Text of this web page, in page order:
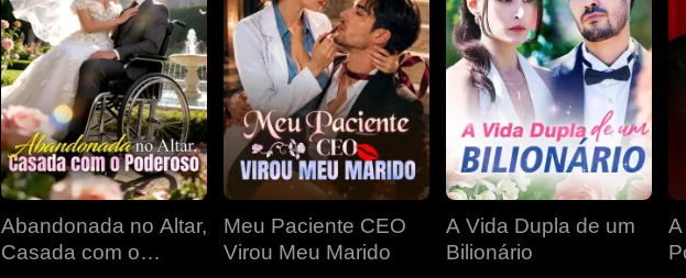
Abandonada no Altar,
Casada com o
Meu Paciente CEO
Virou Meu Marido
A Vida Dupla de um
Bilionário